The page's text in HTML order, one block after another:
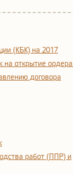
(КБК) на 2017
открытие ордера
договора
работ (ППР) и